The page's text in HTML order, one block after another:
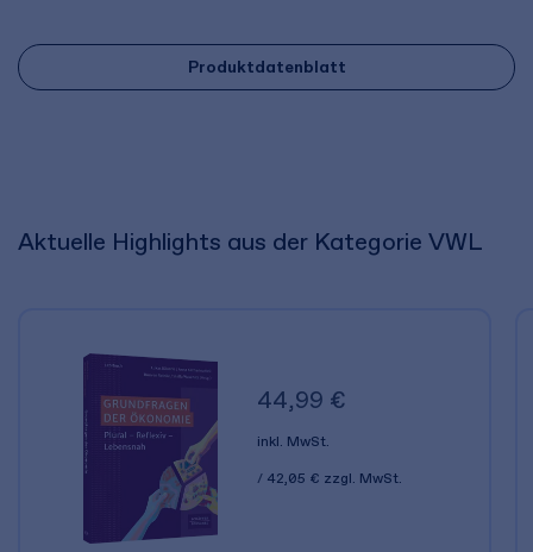
Produktdatenblatt
Aktuelle Highlights aus der Kategorie VWL
44,99 €
inkl. MwSt.
42,05 € zzgl. MwSt.